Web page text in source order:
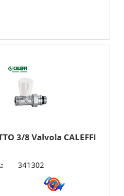
3/8 Valvola CALEFFI
341302